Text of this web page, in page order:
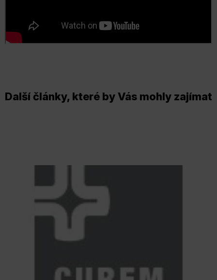
Další články, které by Vás mohly zajímat